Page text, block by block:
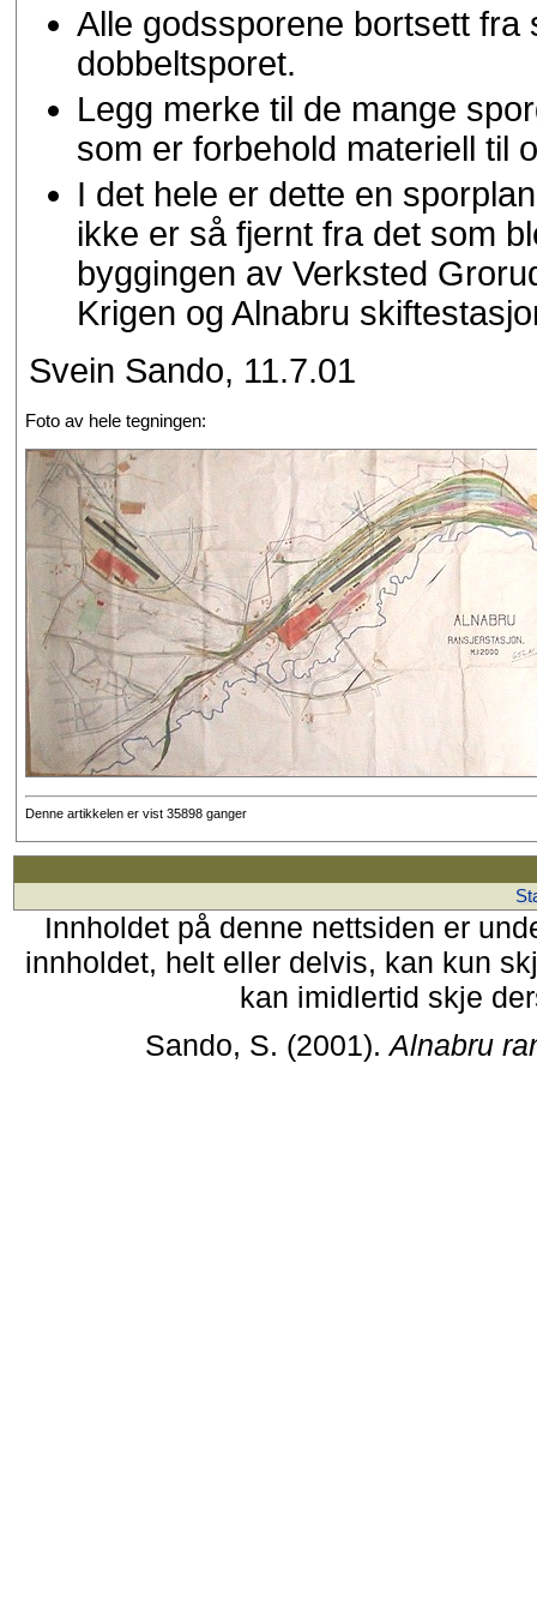
Alle godssporene bortsett fra
dobbeltsporet.
Legg merke til de mange
som er forbehold materiell til
I det hele er dette en
ikke er så fjernt fra det som
byggingen av Verksted
Krigen og Alnabru
Svein Sando, 11.7.01
Foto av hele tegningen:
Denne artikkelen er vist 35898 ganger
Innholdet på denne nettsiden er
innholdet, helt eller delvis, kan kun
kan imidlertid skje
Sando, S. (2001).Alnabru